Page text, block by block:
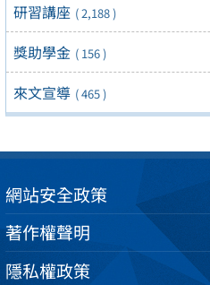
研習講座 ( 2,188 )
獎助學金 ( 156 )
來文宣導 ( 465 )
網站安全政策
著作權聲明
隱私權政策